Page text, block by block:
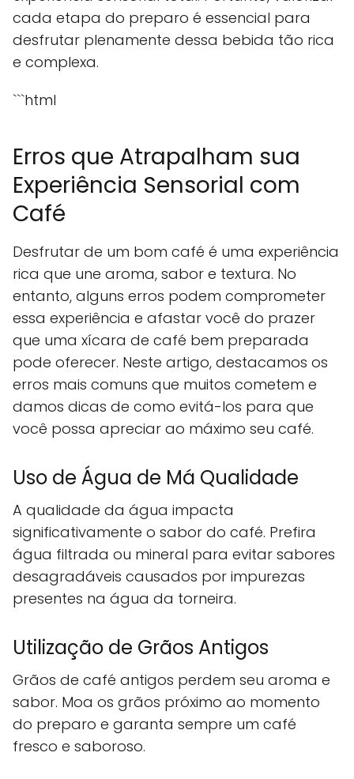
cada etapa do preparo é essencial para
desfrutar plenamente dessa bebida tão rica
e complexa.
```html
Erros que Atrapalham sua
Experiência Sensorial com
Café
Desfrutar de um bom café é uma experiência
rica que une aroma, sabor e textura. No
entanto, alguns erros podem comprometer
essa experiência e afastar você do prazer
que uma xícara de café bem preparada
pode oferecer. Neste artigo, destacamos os
erros mais comuns que muitos cometem e
damos dicas de como evitá-los para que
você possa apreciar ao máximo seu café.
Uso de Água de Má Qualidade
A qualidade da água impacta
significativamente o sabor do café. Prefira
água filtrada ou mineral para evitar sabores
desagradáveis causados por impurezas
presentes na água da torneira.
Utilização de Grãos Antigos
Grãos de café antigos perdem seu aroma e
sabor. Moa os grãos próximo ao momento
do preparo e garanta sempre um café
fresco e saboroso.